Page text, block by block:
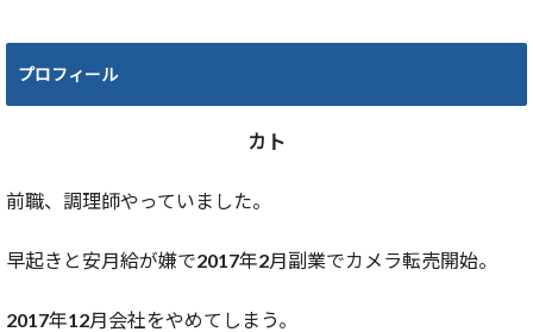
プロフィール
カト
前職、調理師やっていました。
早起きと安月給が嫌で2017年2月副業でカメラ転売開始。
2017年12月会社をやめてしまう。